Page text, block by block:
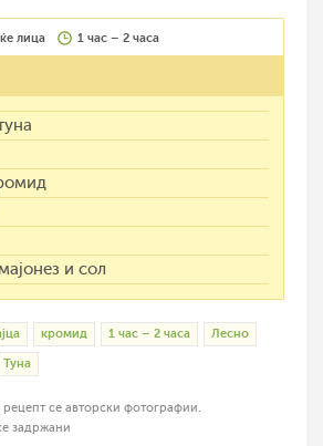
лица 1 час – 2 часа
и сол
кромид 1 час – 2 часа Лесно
Туна
се авторски фотографии.
задржани